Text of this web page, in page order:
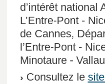
d’intérêt national
L’Entre-Pont -
de Cannes,
l’Entre-Pont -
Minotaure -
Consultez le